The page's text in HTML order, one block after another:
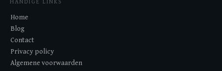
HANDIGE LINKS
Home
Blog
Contact
Privacy policy
Algemene voorwaarden